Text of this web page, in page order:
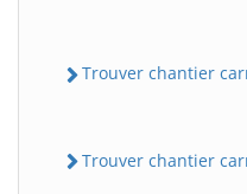
Trouver chantier
Trouver chantier